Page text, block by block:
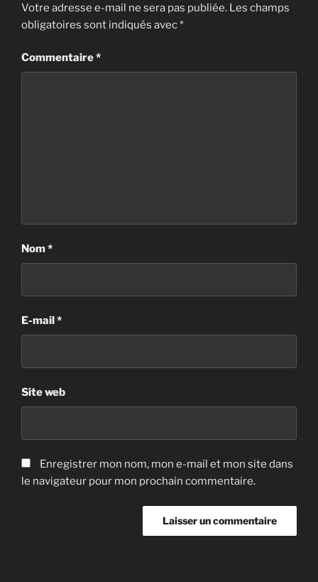
Votre adresse e-mail ne sera pas publiée. Les champs
obligatoires sont indiqués avec*
Commentaire*
Nom*
E-mail*
Site web
Enregistrer mon nom, mon e-mail et mon site dans
le navigateur pour mon prochain commentaire.